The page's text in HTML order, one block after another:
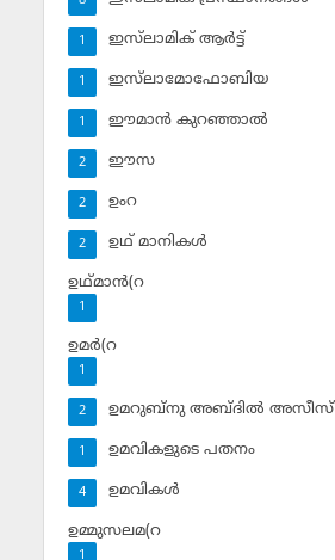
ഇസ്‌ലാമിക് ആര്‍ട്ട്
1
ഇസ്‌ലാമോഫോബിയ
1
ഈമാന്‍ കുറഞ്ഞാല്‍
1
ഈസ
2
ഉംറ
2
ഉഥ് മാനികള്‍
2
ഉഥ്മാന്‍(റ
1
ഉമര്‍(റ
1
ഉമറുബ്‌നു അബ്ദില്‍ അസീസ്‌
2
ഉമവികളുടെ പതനം
1
ഉമവികള്‍
4
ഉമ്മുസലമ(റ
1